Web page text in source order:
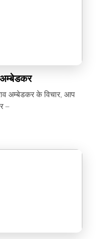
अम्बेडकर के विचार, आप
–